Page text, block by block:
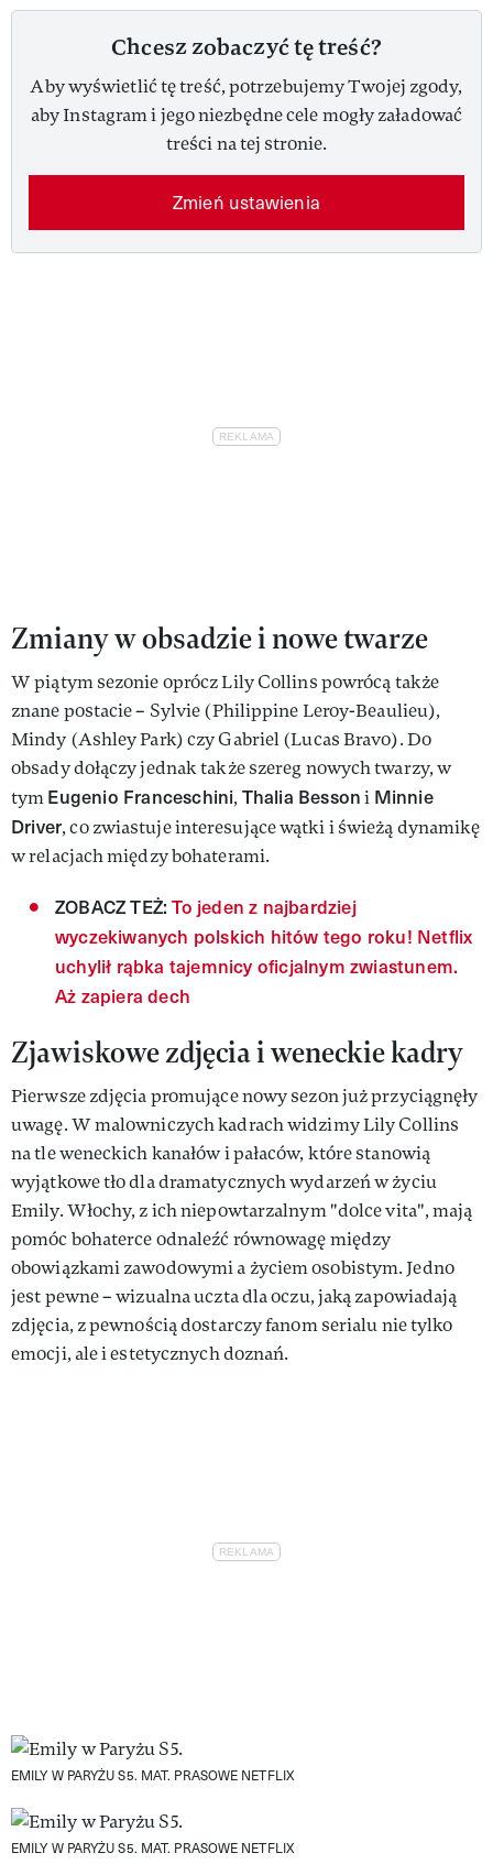
Chcesz zobaczyć tę treść?
Aby wyświetlić tę treść, potrzebujemy Twojej zgody,
aby Instagram i jego niezbędne cele mogły załadować
treści na tej stronie.
Zmień ustawienia
Zmiany w obsadzie i nowe twarze
W piątym sezonie oprócz Lily Collins powrócą także
znane postacie – Sylvie (Philippine Leroy-Beaulieu),
Mindy (Ashley Park) czy Gabriel (Lucas Bravo). Do
obsady dołączy jednak także szereg nowych twarzy, w
tymEugenio Franceschini, Thalia Bessoni Minnie
Driver, co zwiastuje interesujące wątki i świeżą dynamikę
w relacjach między bohaterami.
ZOBACZ TEŻ:To jeden z najbardziej
wyczekiwanych polskich hitów tego roku! Netflix
uchylił rąbka tajemnicy oficjalnym zwiastunem.
Aż zapiera dech
Zjawiskowe zdjęcia i weneckie kadry
Pierwsze zdjęcia promujące nowy sezon już przyciągnęły
uwagę. W malowniczych kadrach widzimy Lily Collins
na tle weneckich kanałów i pałaców, które stanowią
wyjątkowe tło dla dramatycznych wydarzeń w życiu
Emily. Włochy, z ich niepowtarzalnym "dolce vita", mają
pomóc bohaterce odnaleźć równowagę między
obowiązkami zawodowymi a życiem osobistym. Jedno
jest pewne – wizualna uczta dla oczu, jaką zapowiadają
zdjęcia, z pewnością dostarczy fanom serialu nie tylko
emocji, ale i estetycznych doznań.
EMILY W PARYŻU S5. MAT. PRASOWE NETFLIX
EMILY W PARYŻU S5. MAT. PRASOWE NETFLIX